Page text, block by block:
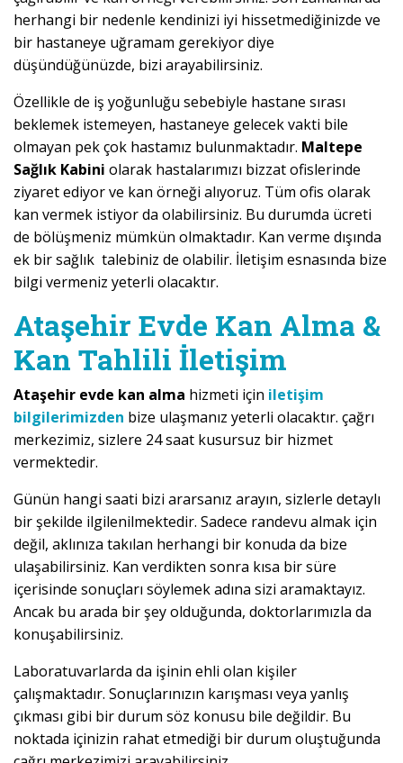
herhangi bir nedenle kendinizi iyi hissetmediğinizde ve
bir hastaneye uğramam gerekiyor diye
düşündüğünüzde, bizi arayabilirsiniz.
Özellikle de iş yoğunluğu sebebiyle hastane sırası
beklemek istemeyen, hastaneye gelecek vakti bile
olmayan pek çok hastamız bulunmaktadır. Maltepe
Sağlık Kabini olarak hastalarımızı bizzat ofislerinde
ziyaret ediyor ve kan örneği alıyoruz. Tüm ofis olarak
kan vermek istiyor da olabilirsiniz. Bu durumda ücreti
de bölüşmeniz mümkün olmaktadır. Kan verme dışında
ek bir sağlık talebiniz de olabilir. İletişim esnasında bize
bilgi vermeniz yeterli olacaktır.
Ataşehir Evde Kan Alma &
Kan Tahlili İletişim
Ataşehir evde kan alma hizmeti için iletişim
bilgilerimizden bize ulaşmanız yeterli olacaktır. çağrı
merkezimiz, sizlere 24 saat kusursuz bir hizmet
vermektedir.
Günün hangi saati bizi ararsanız arayın, sizlerle detaylı
bir şekilde ilgilenilmektedir. Sadece randevu almak için
değil, aklınıza takılan herhangi bir konuda da bize
ulaşabilirsiniz. Kan verdikten sonra kısa bir süre
içerisinde sonuçları söylemek adına sizi aramaktayız.
Ancak bu arada bir şey olduğunda, doktorlarımızla da
konuşabilirsiniz.
Laboratuvarlarda da işinin ehli olan kişiler
çalışmaktadır. Sonuçlarınızın karışması veya yanlış
çıkması gibi bir durum söz konusu bile değildir. Bu
noktada içinizin rahat etmediği bir durum oluştuğunda